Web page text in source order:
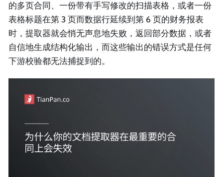
的多页合同、一份带有手写修改的扫描表格，或者一份
表格标题在第 3 页而数据行延续到第 6 页的财务报表
时，提取器就会悄无声息地失败，返回部分数据，或者
自信地生成结构化输出，而这些输出的错误方式是任何
下游校验都无法捕捉到的。